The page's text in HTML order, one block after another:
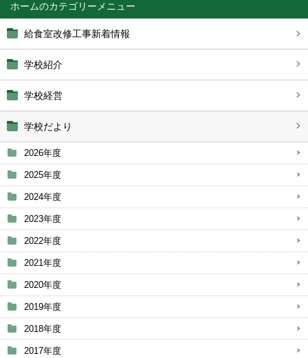
ホーム
給食室改修工事新着情報
学校紹介
学校経営
学校だより
2026年度
2025年度
2024年度
2023年度
2022年度
2021年度
2020年度
2019年度
2018年度
2017年度